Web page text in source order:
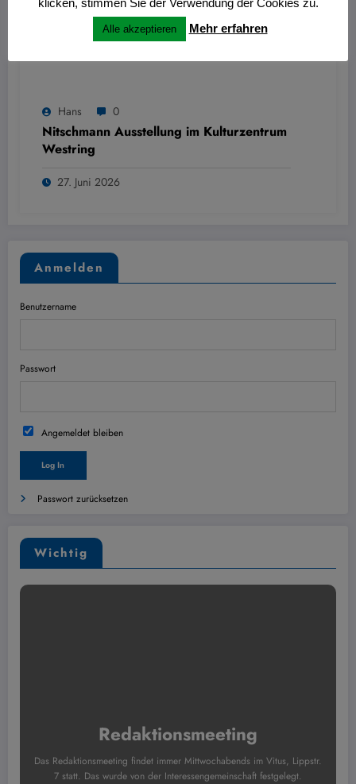
Hans 0
Nitschmann Ausstellung im Kulturzentrum
Westring
27. Juni 2026
Anmelden
Benutzername
Passwort
Angemeldet bleiben
Passwort zurücksetzen
Wichtig
Redaktionsmeeting
Das Redaktionsmeeting findet immer Mittwochabends im Vitus, Lippstr.
7 statt. Das wurde von der Interessengemeinschaft festgelegt.
Alle akzeptieren Mehr erfahren